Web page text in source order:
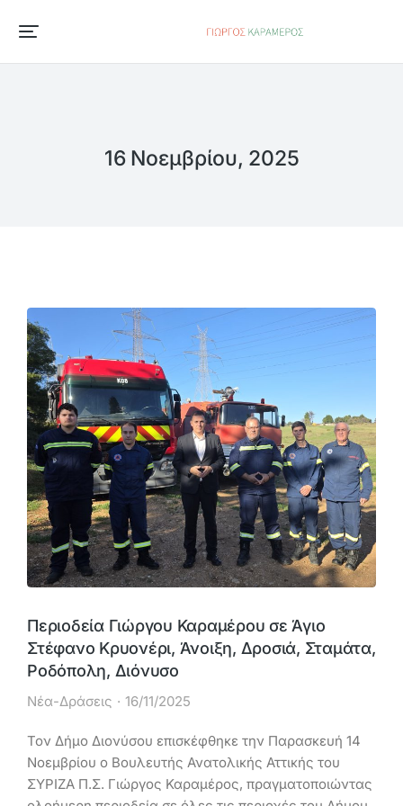
16 Νοεμβρίου, 2025
Περιοδεία Γιώργου Καραμέρου σε Άγιο
Στέφανο Κρυονέρι, Άνοιξη, Δροσιά, Σταμάτα,
Ροδόπολη, Διόνυσο
Νέα-Δράσεις 16/11/2025
Τον Δήμο Διονύσου επισκέφθηκε την Παρασκευή 14
Νοεμβρίου ο Βουλευτής Ανατολικής Αττικής του
ΣΥΡΙΖΑ Π.Σ. Γιώργος Καραμέρος, πραγματοποιώντας